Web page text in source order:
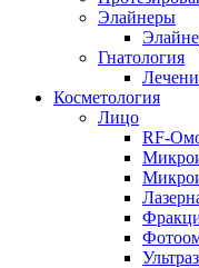
Элайнеры
Гнатология
Косметология
Лицо
RF-